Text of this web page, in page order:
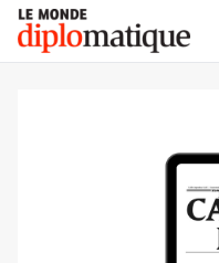
Skip
content
Le monde diplomatique